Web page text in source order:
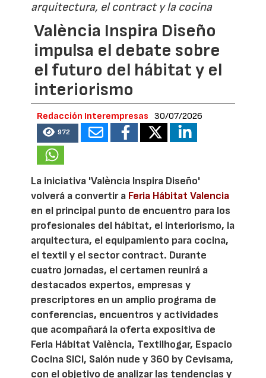
arquitectura, el contract y la cocina
València Inspira Diseño
impulsa el debate sobre
el futuro del hábitat y el
interiorismo
Redacción Interempresas 30/07/2026
972
La iniciativa 'València Inspira Diseño'
volverá a convertir a Feria Hábitat Valencia
en el principal punto de encuentro para los
profesionales del hábitat, el interiorismo, la
arquitectura, el equipamiento para cocina,
el textil y el sector contract. Durante
cuatro jornadas, el certamen reunirá a
destacados expertos, empresas y
prescriptores en un amplio programa de
conferencias, encuentros y actividades
que acompañará la oferta expositiva de
Feria Hábitat València, Textilhogar, Espacio
Cocina SICI, Salón nude y 360 by Cevisama,
con el objetivo de analizar las tendencias y